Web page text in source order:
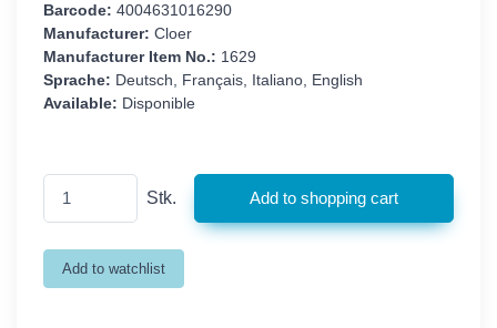
Barcode: 4004631016290
Manufacturer: Cloer
Manufacturer Item No.: 1629
Sprache: Deutsch, Français, Italiano, English
Available: Disponible
Stk.